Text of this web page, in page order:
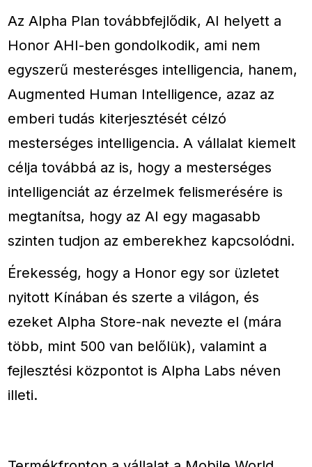
Az Alpha Plan továbbfejlődik, AI helyett a
Honor AHI-ben gondolkodik, ami nem
egyszerű mesterésges intelligencia, hanem,
Augmented Human Intelligence, azaz az
emberi tudás kiterjesztését célzó
mesterséges intelligencia. A vállalat kiemelt
célja továbbá az is, hogy a mesterséges
intelligenciát az érzelmek felismerésére is
megtanítsa, hogy az AI egy magasabb
szinten tudjon az emberekhez kapcsolódni.
Érekesség, hogy a Honor egy sor üzletet
nyitott Kínában és szerte a világon, és
ezeket Alpha Store-nak nevezte el (mára
több, mint 500 van belőlük), valamint a
fejlesztési központot is Alpha Labs néven
illeti.